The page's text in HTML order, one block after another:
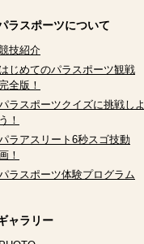
ラスポーツについて
技紹介
はじめてのパラスポーツ観戦
全版！
ラスポーツクイズに挑戦しよ
う！
ラアスリート6秒スゴ技動
！
ラスポーツ体験プログラム
ャラリー